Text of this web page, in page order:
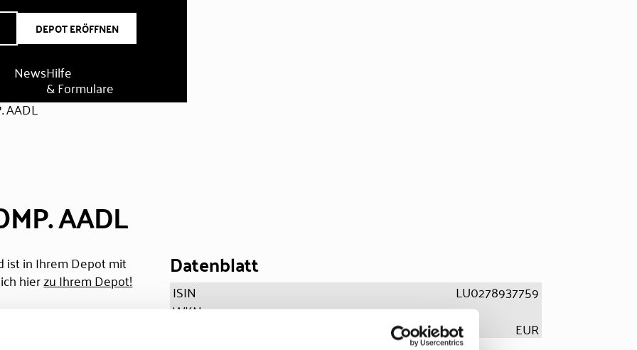
DEPOT ERÖFFNEN
NewsHilfe
& Formulare
AADL
AADL
ist in Ihrem Depot mit
hierzu Ihrem Depot! Datenblatt
ISIN
LU0278937759
WKN
EUR